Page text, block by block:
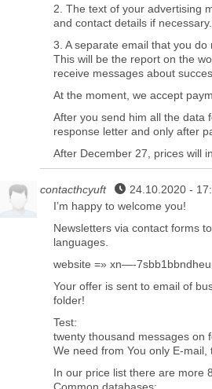
2. The text of your advertising
and contact details if
3. A separate email that you
This will be the report on the
receive messages about
At the moment, we accept
After you send him all the data
response letter and only after
After December 27, prices will
contacthcyuft
24.10.2020 -
I’m happy to welcome you!
Newsletters via contact forms
languages.
website =» xn—-
Your offer is sent to email of
folder!
Test:
twenty thousand messages
We need from You only E-mail,
In our price list there are more